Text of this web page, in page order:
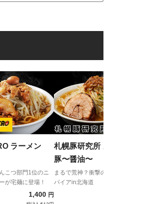
ラーメン
こつ部門1位のニ
が宅麺に登場！
1,400 円
札幌豚研究所 カムイの
豚〜醤油〜
まるで荒神？衝撃の二郎インス
パイアin北海道